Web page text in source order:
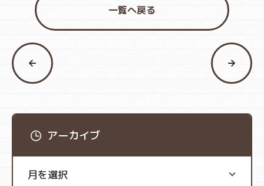
一覧へ戻る
アーカイブ